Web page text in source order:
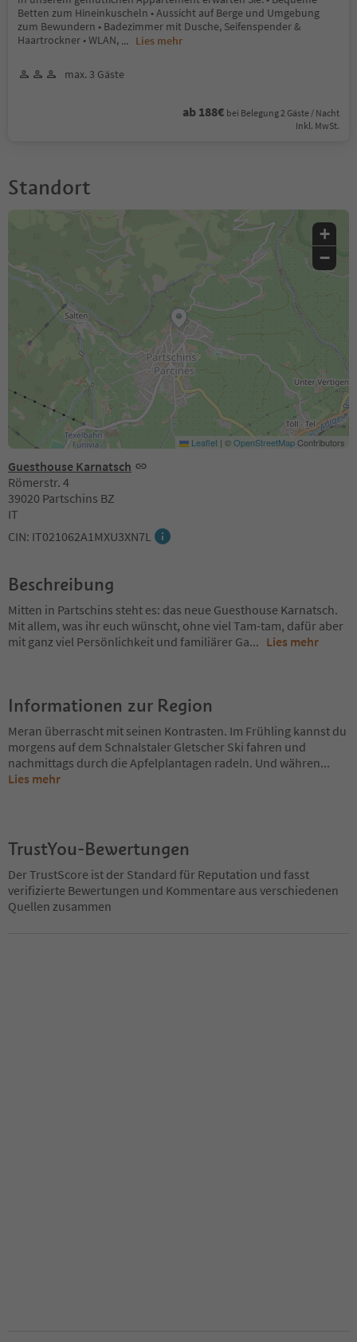
Betten zum Hineinkuscheln • Aussicht auf Berge und Umgebung
zum Bewundern • Badezimmer mit Dusche, Seifenspender &
Haartrockner • WLAN, ... Lies mehr
max. 3 Gäste
ab 188€ bei Belegung 2 Gäste / Nacht
Inkl. MwSt.
Standort
Guesthouse Karnatsch
Römerstr. 4
39020 Partschins BZ
IT
CIN: IT021062A1MXU3XN7L
+
−
Leaflet | ©OpenStreetMapContributors
Beschreibung
Mitten in Partschins steht es: das neue Guesthouse Karnatsch.
Mit allem, was ihr euch wünscht, ohne viel Tam-tam, dafür aber
mit ganz viel Persönlichkeit und familiärer Ga... Lies mehr
Informationen zur Region
Meran überrascht mit seinen Kontrasten. Im Frühling kannst du
morgens auf dem Schnalstaler Gletscher Ski fahren und
nachmittags durch die Apfelplantagen radeln. Und währen...
Lies mehr
TrustYou-Bewertungen
Der TrustScore ist der Standard für Reputation und fasst
verifizierte Bewertungen und Kommentare aus verschiedenen
Quellen zusammen